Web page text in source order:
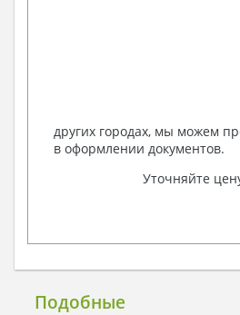
других городах, мы можем
в оформлении документов.
Уточняйте
Подобные